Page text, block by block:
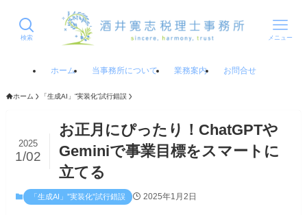
検索 メニュー
ホーム 当事務所について 業務案内 お問合せ
ホーム 「生成AI」”実装化”試行錯誤
お正月にぴったり！ChatGPTや
Geminiで事業目標をスマートに
立てる
2025
1/02
「生成AI」”実装化”試行錯誤 2025年1月2日